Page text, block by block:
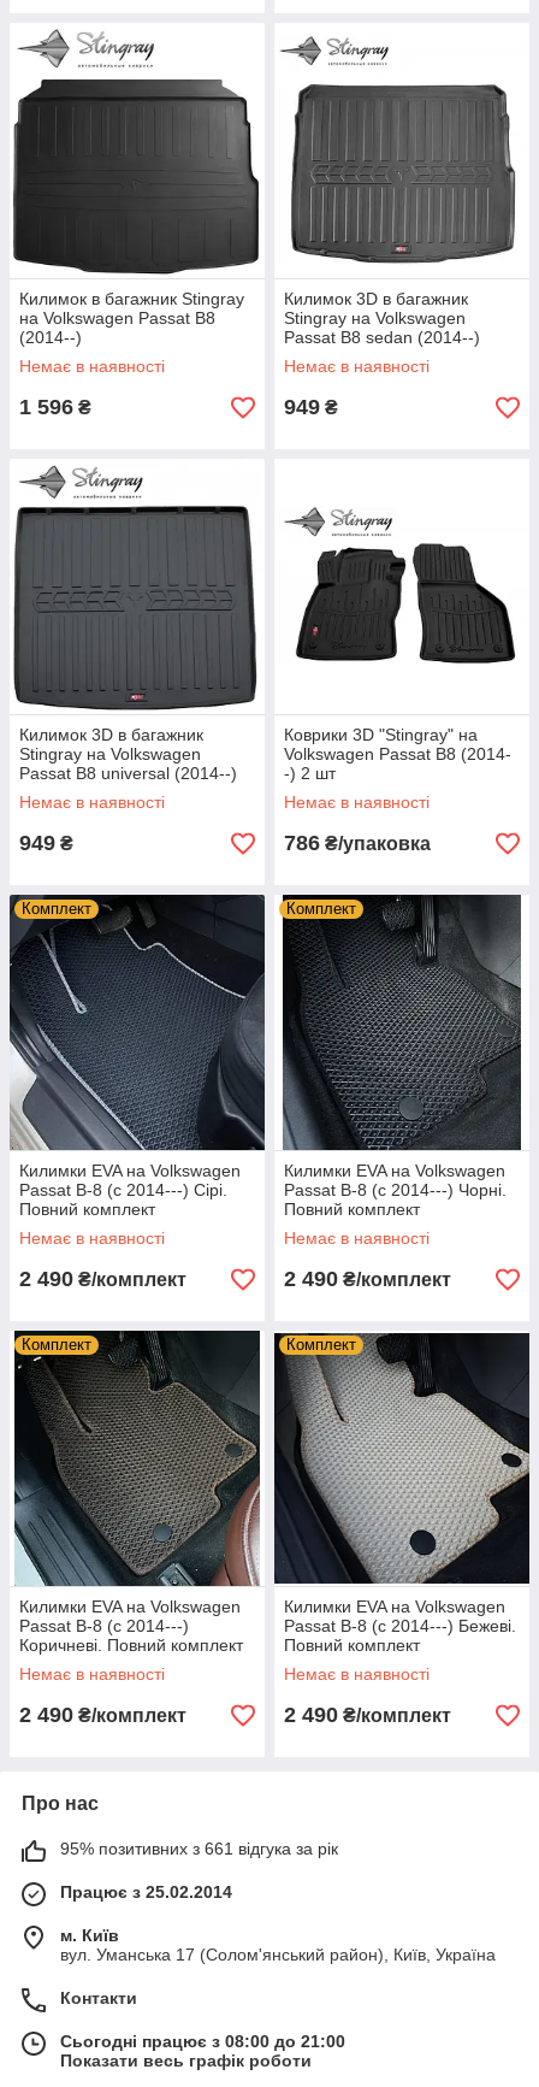
Килимок в багажник Stingray
на Volkswagen Passat B8
(2014--)
Немає в наявності
1 596 ₴
Килимок 3D в багажник
Stingray на Volkswagen
Passat B8 sedan (2014--)
Немає в наявності
949 ₴
Килимок 3D в багажник
Stingray на Volkswagen
Passat B8 universal (2014--)
Немає в наявності
949 ₴
Коврики 3D "Stingray" на
Volkswagen Passat B8 (2014-
-) 2 шт
Немає в наявності
786 ₴/упаковка
Комплект
Килимки EVA на Volkswagen
Passat B-8 (c 2014---) Сірі.
Повний комплект
Немає в наявності
2 490 ₴/комплект
Комплект
Килимки EVA на Volkswagen
Passat B-8 (c 2014---) Чорні.
Повний комплект
Немає в наявності
2 490 ₴/комплект
Комплект
Килимки EVA на Volkswagen
Passat B-8 (c 2014---)
Коричневі. Повний комплект
Немає в наявності
2 490 ₴/комплект
Комплект
Килимки EVA на Volkswagen
Passat B-8 (c 2014---) Бежеві.
Повний комплект
Немає в наявності
2 490 ₴/комплект
Про нас
95% позитивних з 661 відгука за рік
Працює з 25.02.2014
м. Київ
вул. Уманська 17 (Солом'янський район), Київ, Україна
Контакти
Сьогодні працює з 08:00 до 21:00
Показати весь графік роботи